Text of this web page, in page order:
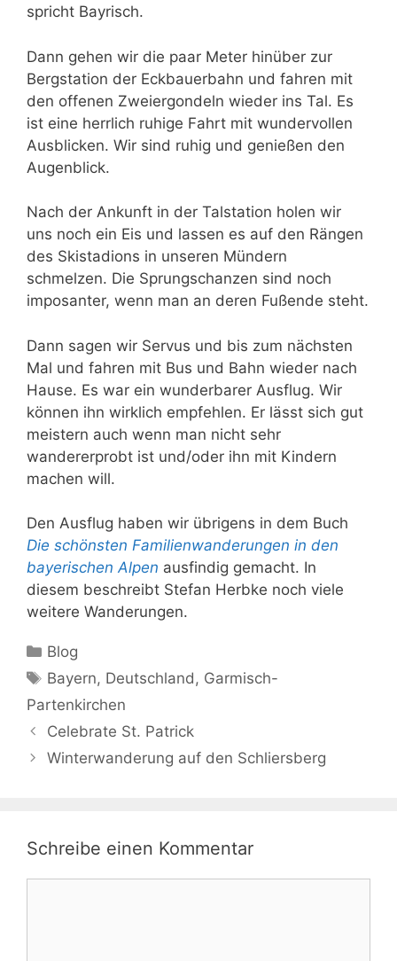
spricht Bayrisch.
Dann gehen wir die paar Meter hinüber zur
Bergstation der Eckbauerbahn und fahren mit
den offenen Zweiergondeln wieder ins Tal. Es
ist eine herrlich ruhige Fahrt mit wundervollen
Ausblicken. Wir sind ruhig und genießen den
Augenblick.
Nach der Ankunft in der Talstation holen wir
uns noch ein Eis und lassen es auf den Rängen
des Skistadions in unseren Mündern
schmelzen. Die Sprungschanzen sind noch
imposanter, wenn man an deren Fußende steht.
Dann sagen wir Servus und bis zum nächsten
Mal und fahren mit Bus und Bahn wieder nach
Hause. Es war ein wunderbarer Ausflug. Wir
können ihn wirklich empfehlen. Er lässt sich gut
meistern auch wenn man nicht sehr
wandererprobt ist und/oder ihn mit Kindern
machen will.
Den Ausflug haben wir übrigens in dem Buch
Die schönsten Familienwanderungen in den
bayerischen Alpen ausfindig gemacht. In
diesem beschreibt Stefan Herbke noch viele
weitere Wanderungen.
Kategorien
Blog
Schlagwörter
Bayern, Deutschland, Garmisch-
Partenkirchen
Celebrate St. Patrick
Winterwanderung auf den Schliersberg
Schreibe einen Kommentar